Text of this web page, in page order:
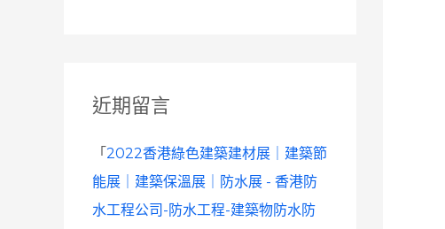
近期留言
「 2022香港綠色建築建材展｜建築節
能展｜建築保溫展｜防水展 - 香港防
水工程公司-防水工程-建築物防水防